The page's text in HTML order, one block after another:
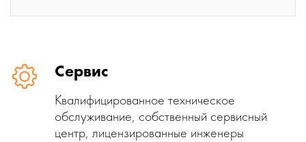
Сервис
Квалифицированное техническое
обслуживание, собственный сервисный
центр, лицензированные инженеры